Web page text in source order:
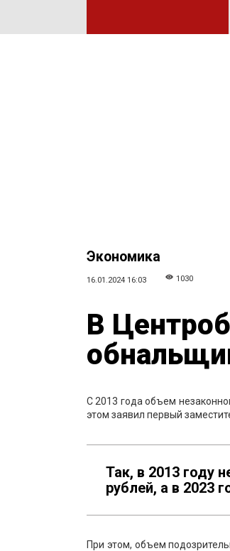
Экономика
16.01.2024 16:03 1030
В
С 2013 года объем
этом заявил первый
Так, в 2013 году
рублей, а в 2023
При этом, объем